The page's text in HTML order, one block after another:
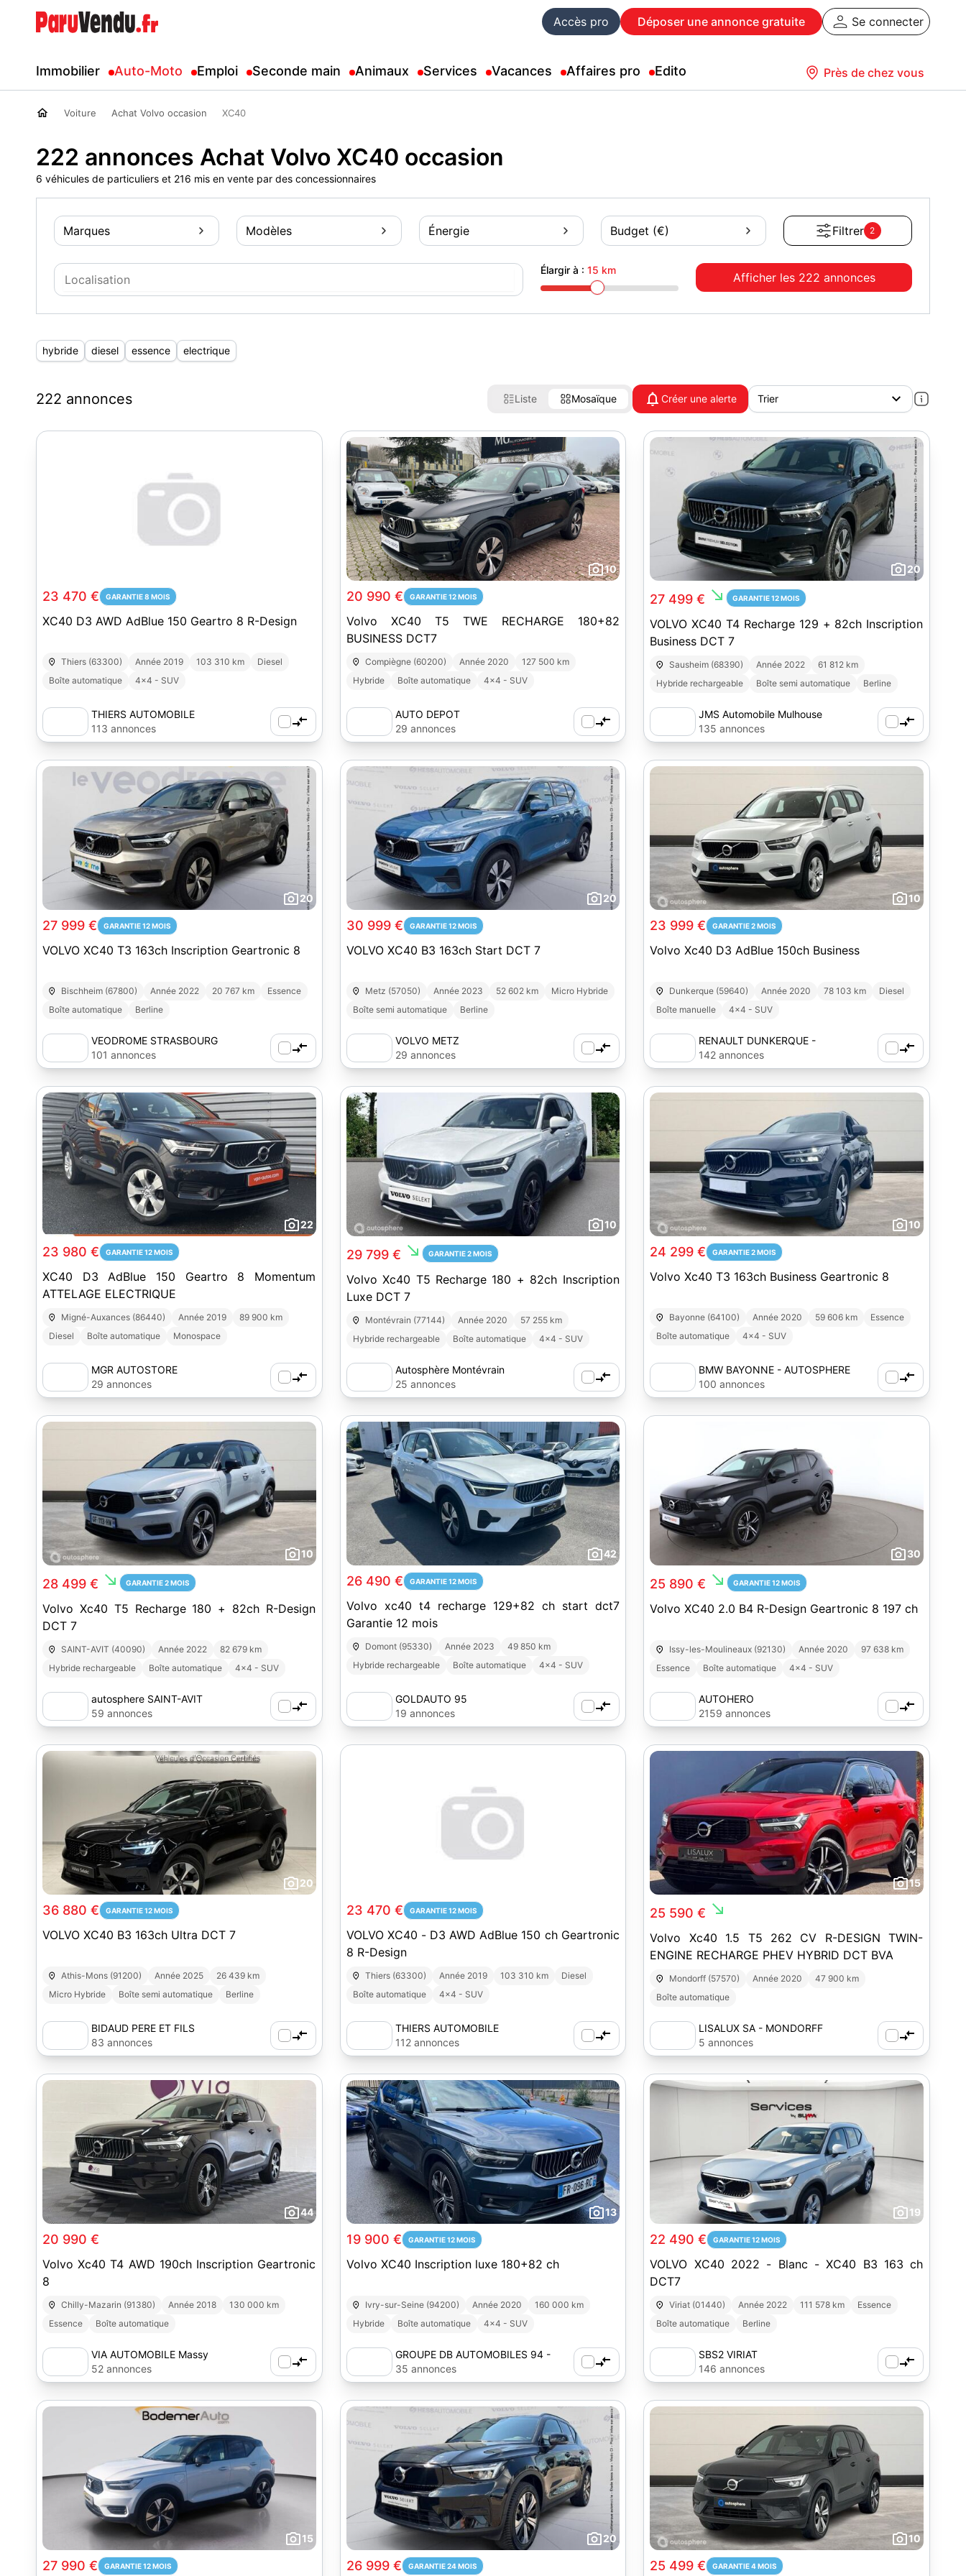
Accès pro Déposer une annonce gratuite Se connecter
Immobilier Auto-Moto Emploi Seconde main Animaux Services Vacances Affaires pro Edito Près de chez vous
Voiture Achat Volvo occasion XC40
222 annonces Achat Volvo XC40 occasion
6 véhicules de particuliers et 216 mis en vente par des concessionnaires
Marques Modèles Énergie Budget (€) Filtrer 2
Élargir à : 15 km
Afficher les 222 annonces
hybride diesel essence electrique
222 annonces Liste Mosaïque Créer une alerte
23 470 € GARANTIE 8 MOIS
XC40 D3 AWD AdBlue 150 Geartro 8 R-Design
Thiers (63300) Année 2019 103 310 km
Diesel
Boîte automatique
4x4 - SUV
THIERS AUTOMOBILE
113 annonces
10
20 990 € GARANTIE 12 MOIS
Volvo XC40 T5 TWE RECHARGE 180+82
BUSINESS DCT7
Compiègne (60200) Année 2020
127 500 km
Hybride
Boîte automatique 4x4 - SUV
AUTO DEPOT
29 annonces
20
27 499 € south_east GARANTIE 12 MOIS
VOLVO XC40 T4 Recharge 129 + 82ch Inscription
Business DCT 7
Sausheim (68390) Année 2022
61 812 km
Hybride rechargeable
Boîte semi automatique Berline
JMS Automobile Mulhouse
135 annonces
20
27 999 € GARANTIE 12 MOIS
VOLVO XC40 T3 163ch Inscription Geartronic 8
Bischheim (67800) Année 2022 20 767 km
Essence
Boîte automatique
Berline
VEODROME STRASBOURG
101 annonces
20
30 999 € GARANTIE 12 MOIS
VOLVO XC40 B3 163ch Start DCT 7
Metz (57050) Année 2023 52 602 km
Micro Hybride
Boîte semi automatique
Berline
VOLVO METZ
29 annonces
10
23 999 € GARANTIE 2 MOIS
Volvo Xc40 D3 AdBlue 150ch Business
Dunkerque (59640) Année 2020 78 103 km
Diesel
Boîte manuelle
4x4 - SUV
RENAULT DUNKERQUE -
AUTOSPHERE
142 annonces
22
23 980 € GARANTIE 12 MOIS
XC40 D3 AdBlue 150 Geartro 8 Momentum
ATTELAGE ELECTRIQUE
Migné-Auxances (86440) Année 2019
89 900 km
Diesel
Boîte automatique Monospace
MGR AUTOSTORE
29 annonces
10
29 799 € south_east GARANTIE 2 MOIS
Volvo Xc40 T5 Recharge 180 + 82ch Inscription
Luxe DCT 7
Montévrain (77144) Année 2020
57 255 km
Hybride rechargeable
Boîte automatique 4x4 - SUV
Autosphère Montévrain
25 annonces
10
24 299 € GARANTIE 2 MOIS
Volvo Xc40 T3 163ch Business Geartronic 8
Bayonne (64100) Année 2020 59 606 km
Essence
Boîte automatique
4x4 - SUV
BMW BAYONNE - AUTOSPHERE
100 annonces
10
28 499 € south_east GARANTIE 2 MOIS
Volvo Xc40 T5 Recharge 180 + 82ch R-Design
DCT 7
SAINT-AVIT (40090) Année 2022
82 679 km
Hybride rechargeable
Boîte automatique 4x4 - SUV
autosphere SAINT-AVIT
59 annonces
42
26 490 € GARANTIE 12 MOIS
Volvo xc40 t4 recharge 129+82 ch start dct7
Garantie 12 mois
Domont (95330) Année 2023
49 850 km
Hybride rechargeable
Boîte automatique 4x4 - SUV
GOLDAUTO 95
19 annonces
30
25 890 € south_east GARANTIE 12 MOIS
Volvo XC40 2.0 B4 R-Design Geartronic 8 197 ch
Issy-les-Moulineaux (92130) Année 2020
97 638 km
Essence
Boîte automatique 4x4 - SUV
AUTOHERO
2159 annonces
20
36 880 € GARANTIE 12 MOIS
VOLVO XC40 B3 163ch Ultra DCT 7
Athis-Mons (91200) Année 2025
26 439 km
Micro Hybride
Boîte semi automatique Berline
BIDAUD PERE ET FILS
83 annonces
23 470 € GARANTIE 12 MOIS
VOLVO XC40 - D3 AWD AdBlue 150 ch Geartronic
8 R-Design
Thiers (63300) Année 2019 103 310 km
Diesel
Boîte automatique
4x4 - SUV
THIERS AUTOMOBILE
112 annonces
15
25 590 € south_east
Volvo Xc40 1.5 T5 262 CV R-DESIGN TWIN-
ENGINE RECHARGE PHEV HYBRID DCT BVA
Mondorff (57570) Année 2020
47 900 km
Boîte automatique
LISALUX SA - MONDORFF
5 annonces
44
20 990 €
Volvo Xc40 T4 AWD 190ch Inscription Geartronic
8
Chilly-Mazarin (91380) Année 2018
130 000 km
Essence
Boîte automatique
VIA AUTOMOBILE Massy
52 annonces
13
19 900 € GARANTIE 12 MOIS
Volvo XC40 Inscription luxe 180+82 ch
Ivry-sur-Seine (94200) Année 2020
160 000 km
Hybride
Boîte automatique 4x4 - SUV
GROUPE DB AUTOMOBILES 94 -
VESTA AUTOS
35 annonces
19
22 490 € GARANTIE 12 MOIS
VOLVO XC40 2022 - Blanc - XC40 B3 163 ch
DCT7
Viriat (01440) Année 2022 111 578 km
Essence
Boîte automatique
Berline
SBS2 VIRIAT
146 annonces
15
27 990 € GARANTIE 12 MOIS
20
26 999 € GARANTIE 24 MOIS
10
25 499 € GARANTIE 4 MOIS